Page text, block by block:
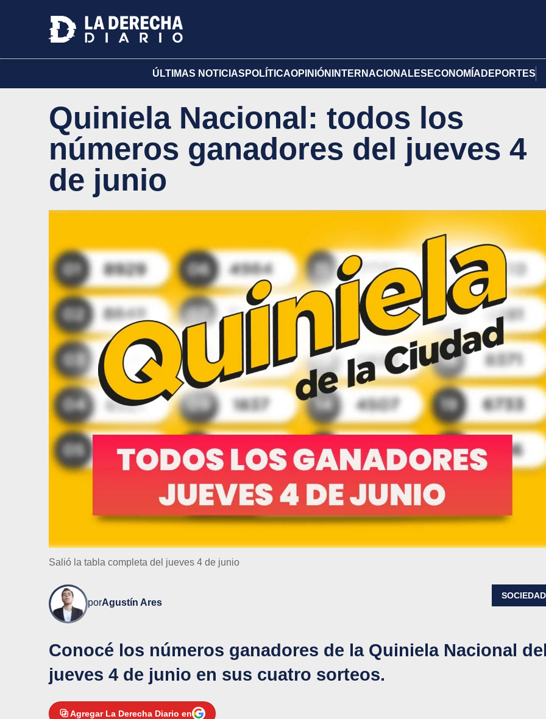
ÚLTIMAS NOTICIAS POLÍTICAOPINIÓN INTERNACIONALES ECONOMÍA DEPORTES
Quiniela Nacional: todos los
números ganadores del jueves 4
de junio
Salió la tabla completa del jueves 4 de junio
porAgustín Ares
SOCIEDAD
Conocé los números ganadores de la Quiniela Nacional
jueves 4 de junio en sus cuatro sorteos.
Agregar La Derecha Diario en